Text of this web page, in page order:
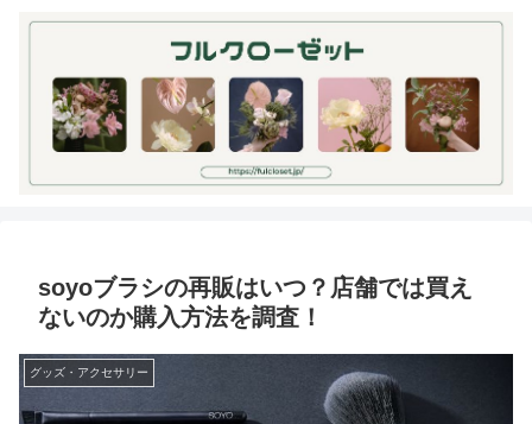
soyoブラシの再販はいつ？店舗では買え
ないのか購入方法を調査！
グッズ・アクセサリー